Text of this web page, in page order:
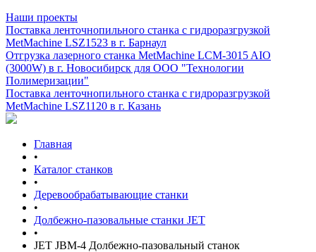
Наши проекты
Поставка ленточнопильного станка c гидроразгрузкой
MetMachine LSZ1523 в г. Барнаул
Отгрузка лазерного станка MetMachine LCM-3015 AIO
(3000W) в г. Новосибирск для ООО "Технологии
Полимеризации"
Поставка ленточнопильного станка c гидроразгрузкой
MetMachine LSZ1120 в г. Казань
Главная
•
Каталог станков
•
Деревообрабатывающие станки
•
Долбежно-пазовальные станки JET
•
JET JBM-4 Долбежно-пазовальный станок